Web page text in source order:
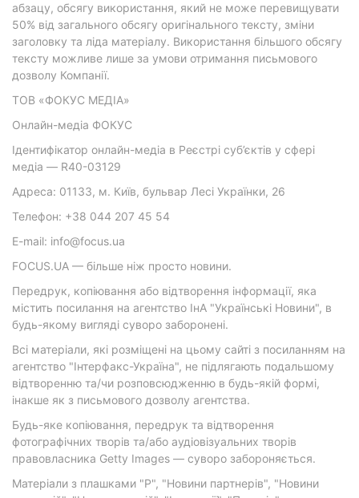
абзацу, обсягу використання, який не може перевищувати
50% від загального обсягу оригінального тексту, зміни
заголовку та ліда матеріалу. Використання більшого обсягу
тексту можливе лише за умови отримання письмового
дозволу Компанії.
ТОВ «ФОКУС МЕДІА»
Онлайн-медіа ФОКУС
Ідентифікатор онлайн-медіа в Реєстрі суб’єктів у сфері
медіа — R40-03129
Адреса: 01133, м. Київ, бульвар Лесі Українки, 26
Телефон: +38 044 207 45 54
E-mail: info@focus.ua
FOCUS.UA — більше ніж просто новини.
Передрук, копіювання або відтворення інформації, яка
містить посилання на агентство ІнА "Українські Новини", в
будь-якому вигляді суворо заборонені.
Всі матеріали, які розміщені на цьому сайті з посиланням на
агентство "Інтерфакс-Україна", не підлягають подальшому
відтворенню та/чи розповсюдженню в будь-якій формі,
інакше як з письмового дозволу агентства.
Будь-яке копіювання, передрук та відтворення
фотографічних творів та/або аудіовізуальних творів
правовласника Getty Images — суворо забороняється.
Матеріали з плашками "Р", "Новини партнерів", "Новини